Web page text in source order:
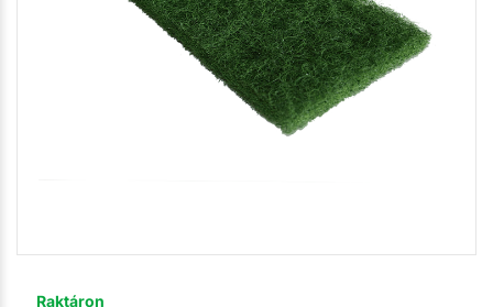
Raktáron